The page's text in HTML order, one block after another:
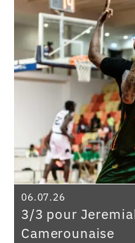
06.07.26
3/3 pour
Camerounaise